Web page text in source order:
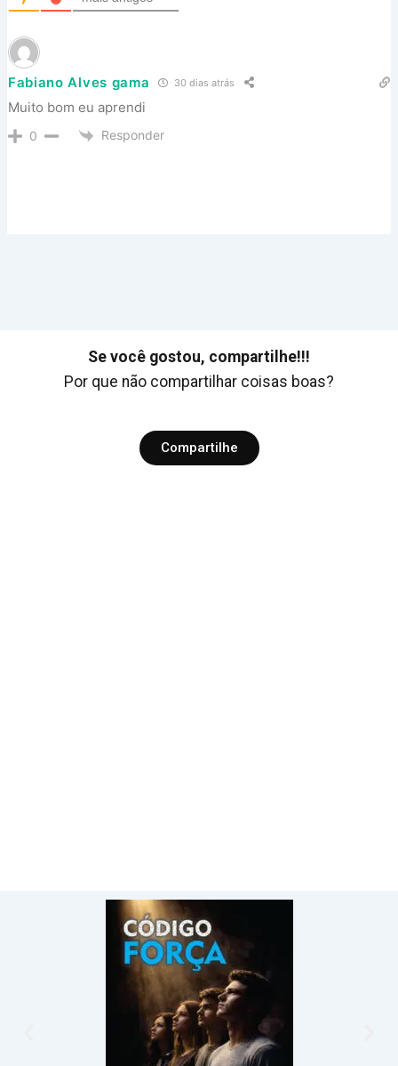
Fabiano Alves gama 30 dias atrás
Muito bom eu aprendi
0 Responder
Se você gostou, compartilhe!!!
Por que não compartilhar coisas boas?
Compartilhe